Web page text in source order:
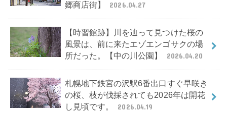
郷商店街】
2026.04.27
【時習館跡】川を辿って見つけた桜の
風景は、前に来たエゾエンゴサクの場
所だった。【中の川公園】
2026.04.20
札幌地下鉄宮の沢駅6番出口すぐ早咲き
の桜、枝が伐採されても2026年は開花
し見頃です。
2026.04.19